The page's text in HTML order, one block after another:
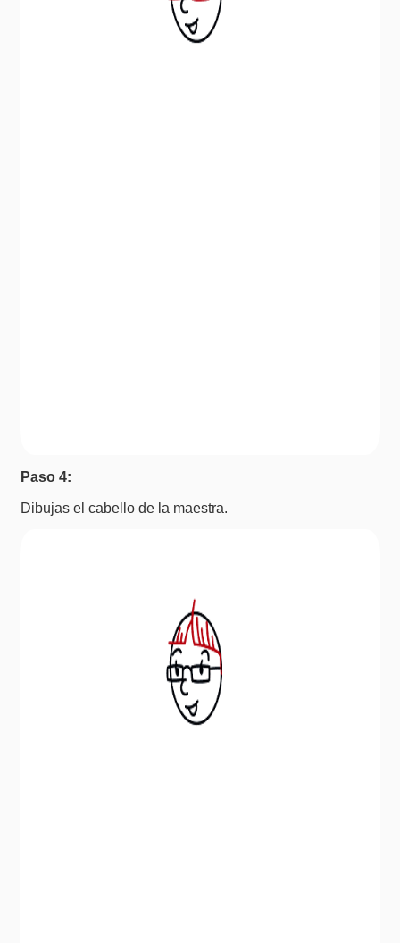
Paso 4:
Dibujas el cabello de la maestra.